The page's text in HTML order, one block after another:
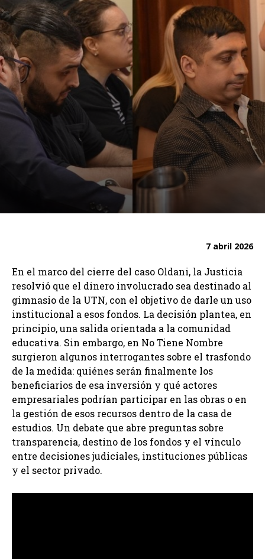
7 abril 2026
En el marco del cierre del caso Oldani, la Justicia
resolvió que el dinero involucrado sea destinado al
gimnasio de la UTN, con el objetivo de darle un uso
institucional a esos fondos. La decisión plantea, en
principio, una salida orientada a la comunidad
educativa. Sin embargo, en No Tiene Nombre
surgieron algunos interrogantes sobre el trasfondo
de la medida: quiénes serán finalmente los
beneficiarios de esa inversión y qué actores
empresariales podrían participar en las obras o en
la gestión de esos recursos dentro de la casa de
estudios. Un debate que abre preguntas sobre
transparencia, destino de los fondos y el vínculo
entre decisiones judiciales, instituciones públicas
y el sector privado.